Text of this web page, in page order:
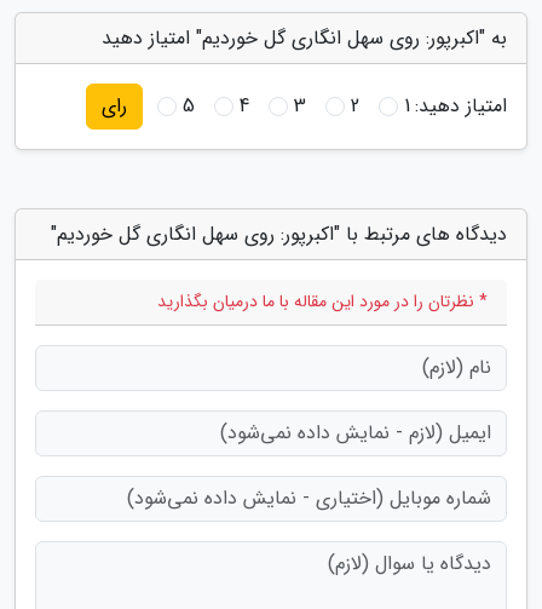
به "اکبرپور: روی سهل انگاری گل خوردیم" امتیاز دهید
امتیاز دهید:1
2
3
4
5 رای
دیدگاه های مرتبط با "اکبرپور: روی سهل انگاری گل خوردیم"
* نظرتان را در مورد این مقاله با ما درمیان بگذارید